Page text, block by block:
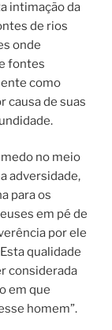
intimação da
de rios
onde
fontes
como
causa de suas
no meio
adversidade,
para os
em pé de
por ele
qualidade
considerada
em que
homem”.